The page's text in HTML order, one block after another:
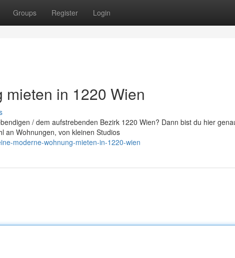
Groups Register Login
in 1220 Wien
/ dem aufstrebenden Bezirk 1220 Wien? Dann bist du hier
an Wohnungen, von kleinen Studios
moderne-wohnung-mieten-in-1220-wien